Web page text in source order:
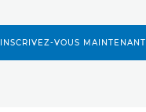
INSCRIVEZ-VOUS MAINTENANT